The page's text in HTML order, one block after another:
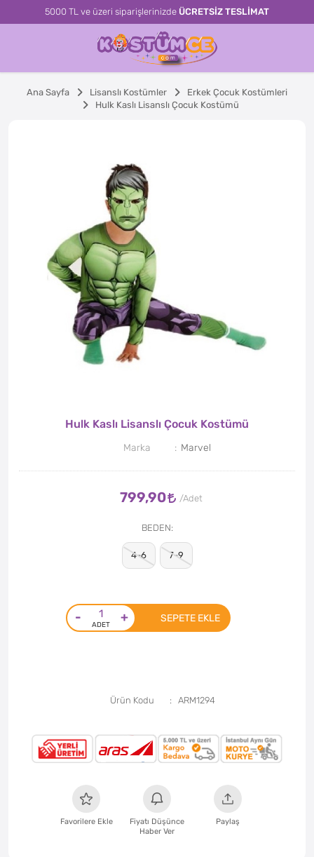
5000 TL ve üzeri siparişlerinizde ÜCRETSİZ TESLİMAT
Ana Sayfa Lisanslı Kostümler
Erkek Çocuk Kostümleri
Hulk Kaslı Lisanslı Çocuk Kostümü
Hulk Kaslı Lisanslı Çocuk Kostümü
Marka Marvel
799,90
BEDEN
4-6 7-9
- + SEPETE EKLE
Ürün Kodu ARM1294
Favorilere Ekle
Fiyatı Düşünce
Haber Ver
Paylaş